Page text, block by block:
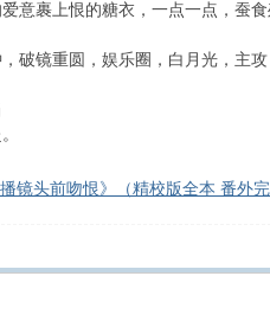
裹上恨的糖衣，一点一点，蚕食
镜重圆，娱乐圈，白月光，主攻
播镜头前吻恨》（精校版全本 番外